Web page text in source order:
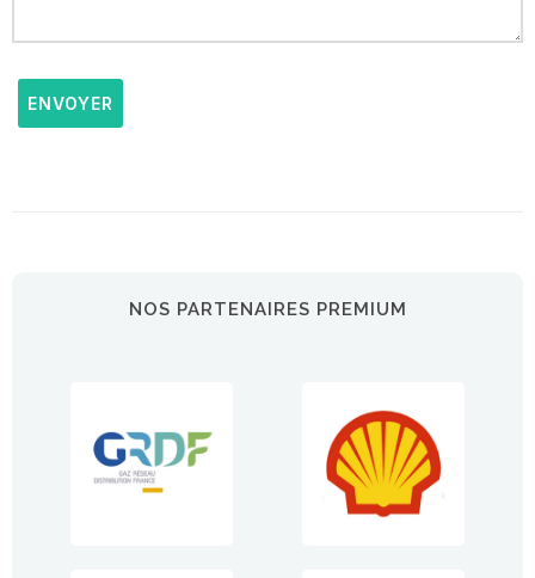
ENVOYER
NOS PARTENAIRES PREMIUM